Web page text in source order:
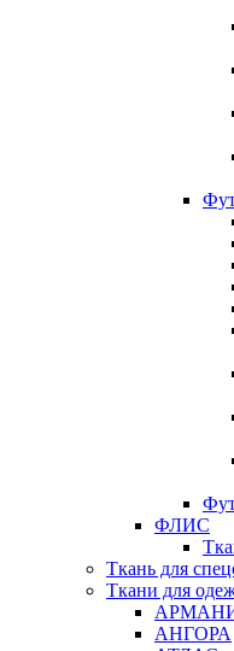
ФЛИС
Ткань для
Ткани для
АНГОРА